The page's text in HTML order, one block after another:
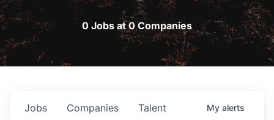
0 Jobs at 0 Companies
Jobs Companies Talent My alerts